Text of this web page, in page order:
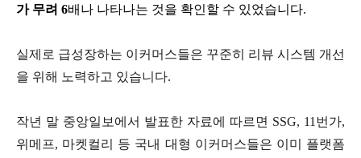
가 무려 6배나 나타나는 것을 확인할 수 있었습니다.
실제로 급성장하는 이커머스들은 꾸준히 리뷰 시스템 개선
을 위해 노력하고 있습니다.
작년 말 중앙일보에서 발표한 자료에 따르면 SSG, 11번가,
위메프, 마켓컬리 등 국내 대형 이커머스들은 이미 플랫폼